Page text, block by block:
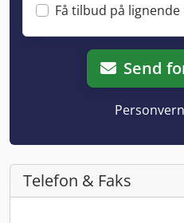
Få tilbud på
Send
Telefon & Faks